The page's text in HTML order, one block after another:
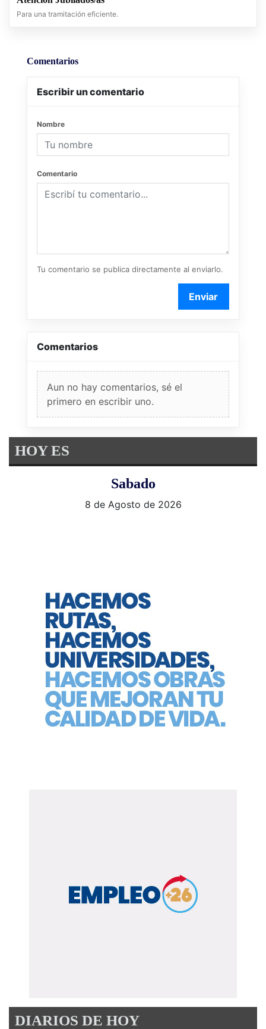
Para una tramitación eficiente.
Comentarios
Escribir un comentario
Nombre
Comentario
Tu comentario se publica directamente al enviarlo.
Enviar
Comentarios
Aun no hay comentarios, sé el
primero en escribir uno.
HOY ES
Sabado
8 de Agosto de 2026
DIARIOS DE HOY